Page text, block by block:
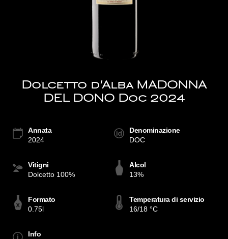
Dolcetto d'Alba MADONNA
DEL DONO Doc 2024
Annata
2024
Denominazione
DOC
Vitigni
Dolcetto 100%
Alcol
13%
Formato
0.75l
Temperatura di servizio
16/18 °C
Info